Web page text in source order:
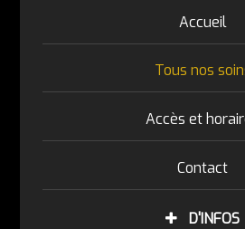
Accueil
Tous nos
Accès et
Contact
D'INFOS